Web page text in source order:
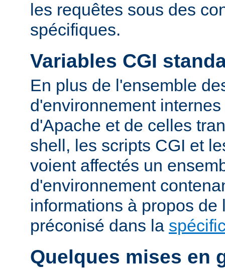
les requêtes sous des
spécifiques.
Variables CGI
En plus de l'ensemble
d'environnement
d'Apache et de celles
shell, les scripts CGI et
voient affectés un
d'environnement
informations à propos de
préconisé dans la
Quelques mises en